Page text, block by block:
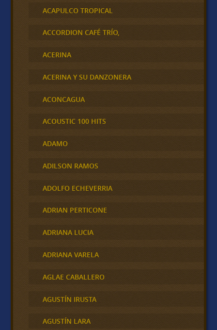
ACAPULCO TROPICAL
ACCORDION CAFÉ TRÍO,
ACERINA
ACERINA Y SU DANZONERA
ACONCAGUA
ACOUSTIC 100 HITS
ADAMO
ADILSON RAMOS
ADOLFO ECHEVERRIA
ADRIAN PERTICONE
ADRIANA LUCIA
ADRIANA VARELA
AGLAE CABALLERO
AGUSTÍN IRUSTA
AGUSTÍN LARA